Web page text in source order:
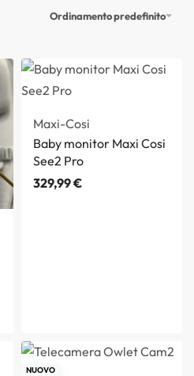
Ordinamento predefinito
Maxi-Cosi
Baby monitor Maxi Cosi
See2 Pro
329,99€
NUOVO